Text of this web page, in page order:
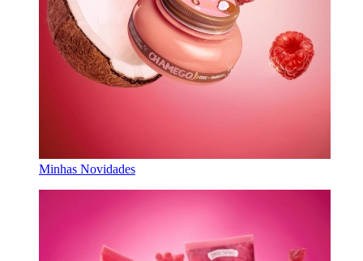
Minhas Novidades